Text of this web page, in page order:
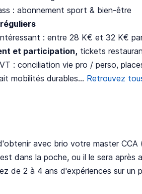
: abonnement sport & bien-être
: entre 28 K€ et 32 K€
et participation, tickets
: conciliation vie pro / perso,
mobilités durables... Retrouvez
avec brio votre master CCA
dans la poche, ou il le sera après
de 2 à 4 ans d'expériences sur un